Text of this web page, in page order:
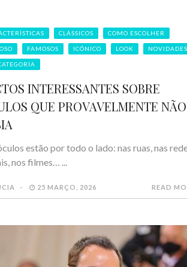
CLÁSSICOS COMO ESCOLHER
FAMOSOS ICÓNICO LOOK NOVIDADES
INTERESSANTES SOBRE
QUE PROVAVELMENTE NÃO
estão por todo o lado: nas ruas, nas
nos filmes… ...
25 MARÇO, 2026 READ